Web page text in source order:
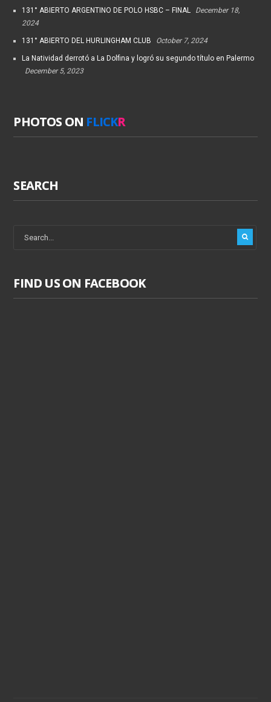
131° ABIERTO ARGENTINO DE POLO HSBC – FINAL
December 18,
2024
131° ABIERTO DEL HURLINGHAM CLUB October 7, 2024
La Natividad derrotó a La Dolfina y logró su segundo título en Palermo
December 5, 2023
PHOTOS ON FLICKR
SEARCH
FIND US ON FACEBOOK